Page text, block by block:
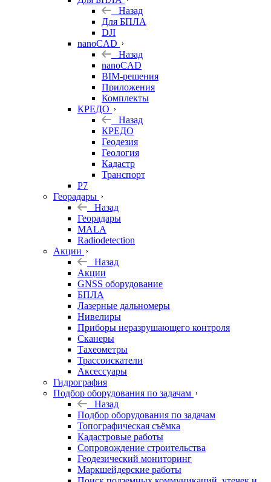
Назад
Для БПЛА
DJI
nanoCAD
Назад
nanoCAD
BIM-решения
Приложения
Комплекты
КРЕДО
Назад
КРЕДО
Геодезия
Геология
Кадастр
Транспорт
Р7
Георадары
Назад
Георадары
MALA
Radiodetection
Акции
Назад
Акции
GNSS оборудование
БПЛА
Лазерные дальномеры
Нивелиры
Приборы неразрушающего контроля
Сканеры
Тахеометры
Трассоискатели
Аксессуары
Гидрография
Подбор оборудования по задачам
Назад
Подбор оборудования по задачам
Топографическая съёмка
Кадастровые работы
Сопровождение строительства
Геодезический мониторинг
Маркшейдерские работы